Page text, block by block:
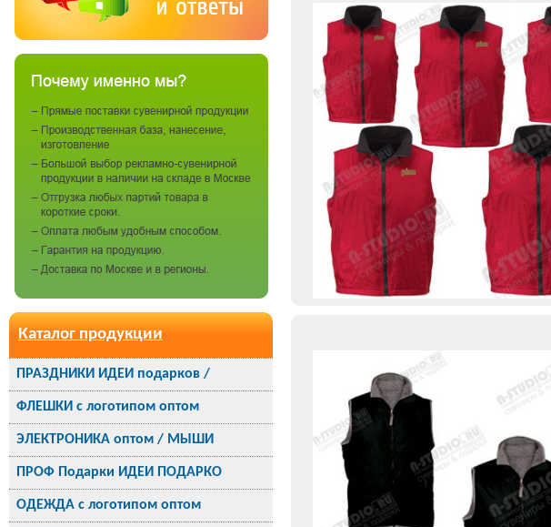
Каталог продукции
ПРАЗДНИКИ ИДЕИ подарков /
ФЛЕШКИ с логотипом оптом
ЭЛЕКТРОНИКА оптом / МЫШИ
ПРОФ Подарки ИДЕИ ПОДАРКО
ОДЕЖДА с логотипом оптом